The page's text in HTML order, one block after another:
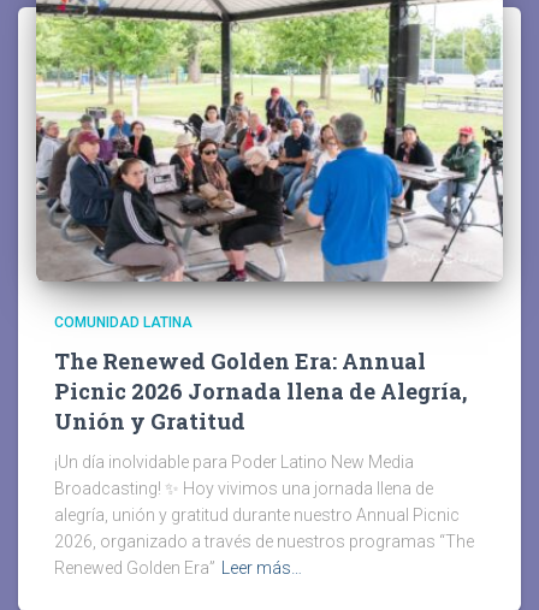
COMUNIDAD LATINA
The Renewed Golden Era: Annual
Picnic 2026 Jornada llena de Alegría,
Unión y Gratitud
¡Un día inolvidable para Poder Latino New Media
Broadcasting! ✨ Hoy vivimos una jornada llena de
alegría, unión y gratitud durante nuestro Annual Picnic
2026, organizado a través de nuestros programas “The
Renewed Golden Era” Leer más…